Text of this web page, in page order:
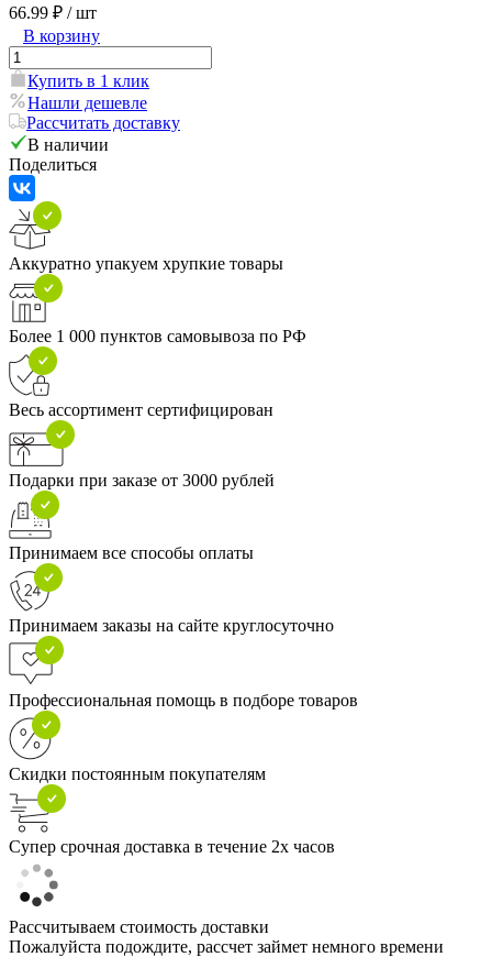
66.99 ₽ / шт
В корзину
Купить в 1 клик
Нашли дешевле
Рассчитать доставку
В наличии
Поделиться
Аккуратно упакуем хрупкие товары
Более 1 000 пунктов самовывоза по РФ
Весь ассортимент сертифицирован
Подарки при заказе от 3000 рублей
Принимаем все способы оплаты
Принимаем заказы на сайте круглосуточно
Профессиональная помощь в подборе товаров
Скидки постоянным покупателям
Супер срочная доставка в течение 2х часов
Рассчитываем стоимость доставки
Пожалуйста подождите, рассчет займет немного времени